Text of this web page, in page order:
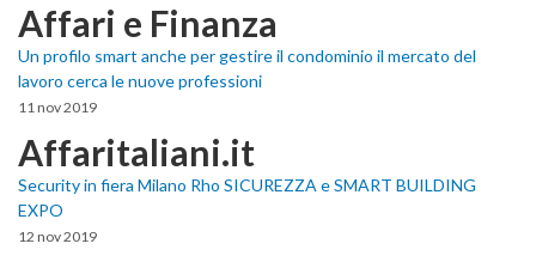
Affari e Finanza
Un profilo smart anche per gestire il condominio il mercato del
lavoro cerca le nuove professioni
11 nov 2019
Affaritaliani.it
Security in fiera Milano Rho SICUREZZA e SMART BUILDING
EXPO
12 nov 2019